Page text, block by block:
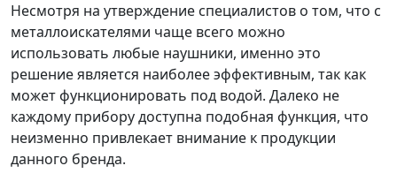
Несмотря на утверждение специалистов о том, что с
металлоискателями чаще всего можно
использовать любые наушники, именно это
решение является наиболее эффективным, так как
может функционировать под водой. Далеко не
каждому прибору доступна подобная функция, что
неизменно привлекает внимание к продукции
данного бренда.